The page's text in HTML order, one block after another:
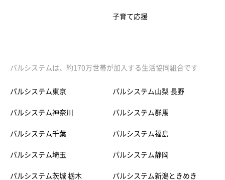
子育て応援
パルシステムは、約170万世帯が加入する生活協同組合です
パルシステム東京
パルシステム神奈川
パルシステム千葉
パルシステム埼玉
パルシステム茨城 栃木
パルシステム山梨 長野
パルシステム群馬
パルシステム福島
パルシステム静岡
パルシステム新潟ときめき